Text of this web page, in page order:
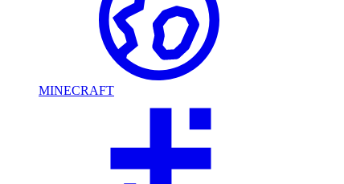
MINECRAFT